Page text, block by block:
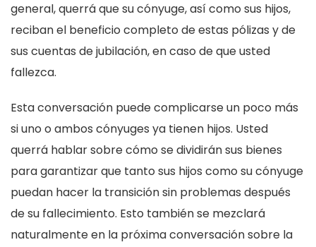
general, querrá que su cónyuge, así como sus hijos,
reciban el beneficio completo de estas pólizas y de
sus cuentas de jubilación, en caso de que usted
fallezca.
Esta conversación puede complicarse un poco más
si uno o ambos cónyuges ya tienen hijos. Usted
querrá hablar sobre cómo se dividirán sus bienes
para garantizar que tanto sus hijos como su cónyuge
puedan hacer la transición sin problemas después
de su fallecimiento. Esto también se mezclará
naturalmente en la próxima conversación sobre la